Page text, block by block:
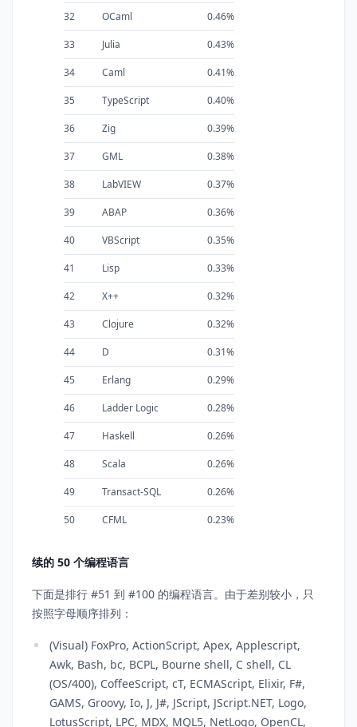
32 OCaml 0.46%
33 Julia 0.43%
34 Caml 0.41%
35 TypeScript 0.40%
36 Zig 0.39%
37 GML 0.38%
38 LabVIEW 0.37%
39 ABAP 0.36%
40 VBScript 0.35%
41 Lisp 0.33%
42 X++ 0.32%
43 Clojure 0.32%
44 D 0.31%
45 Erlang 0.29%
46 Ladder Logic 0.28%
47 Haskell 0.26%
48 Scala 0.26%
49 Transact-SQL 0.26%
50 CFML 0.23%
续的 50 个编程语言
下面是排行 #51 到 #100 的编程语言。由于差别较小，只
按照字母顺序排列：
(Visual) FoxPro, ActionScript, Apex, Applescript,
Awk, Bash, bc, BCPL, Bourne shell, C shell, CL
(OS/400), CoffeeScript, cT, ECMAScript, Elixir, F#,
GAMS, Groovy, Io, J, J#, JScript, JScript.NET, Logo,
LotusScript, LPC, MDX, MQL5, NetLogo, OpenCL,